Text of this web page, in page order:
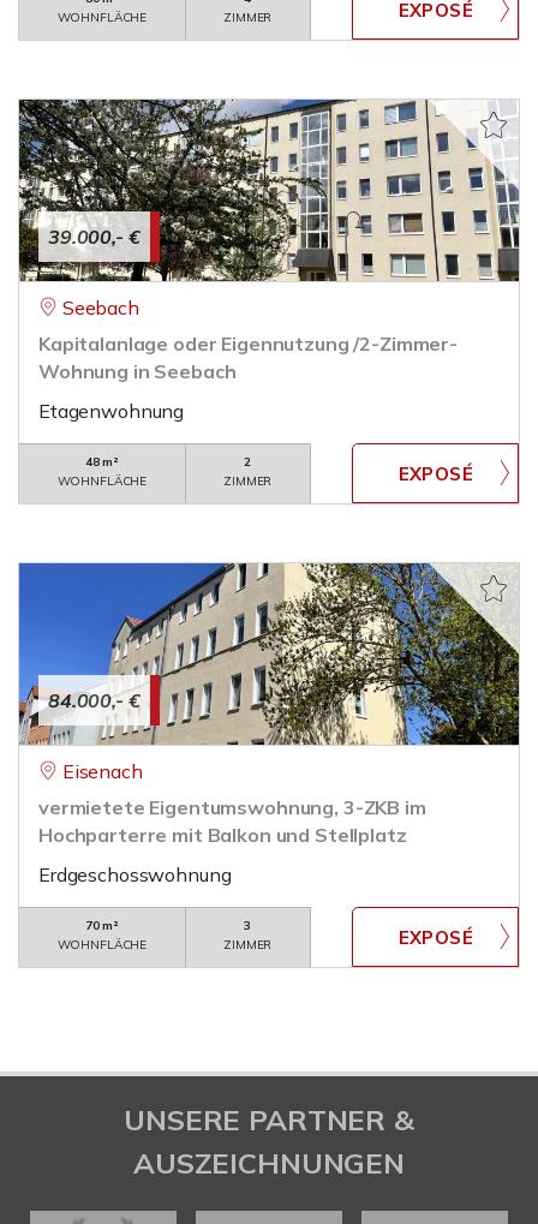
WOHNFLÄCHE
ZIMMER
39.000,- €
Seebach
Kapitalanlage oder Eigennutzung /2-Zimmer-
Wohnung in Seebach
Etagenwohnung
48 m²
WOHNFLÄCHE
2
ZIMMER
84.000,- €
Eisenach
vermietete Eigentumswohnung, 3-ZKB im
Hochparterre mit Balkon und Stellplatz
Erdgeschosswohnung
70 m²
WOHNFLÄCHE
3
ZIMMER
UNSERE PARTNER &
AUSZEICHNUNGEN